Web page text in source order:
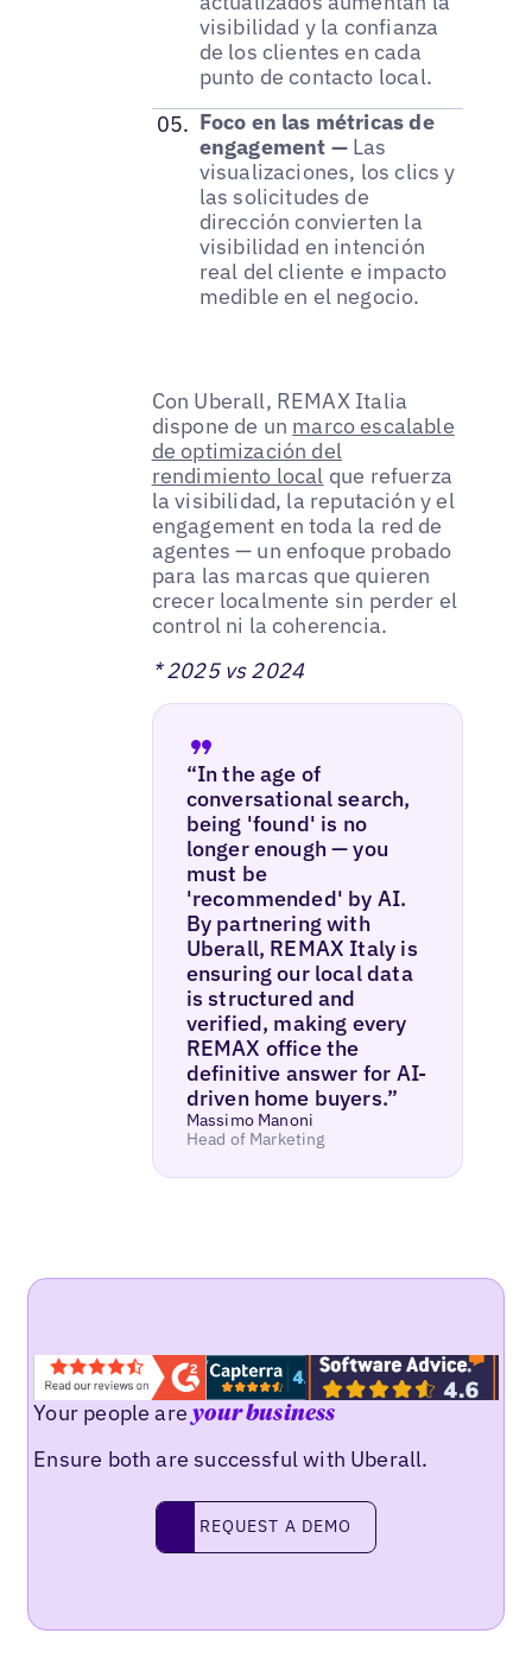
visibilidad y la confianza
de los clientes en cada
punto de contacto local.
Foco en las métricas de
engagement — Las
visualizaciones, los clics y
las solicitudes de
dirección convierten la
visibilidad en intención
real del cliente e impacto
medible en el negocio.
Con Uberall, REMAX Italia
dispone de un marco escalable
de optimización del
rendimiento local que refuerza
la visibilidad, la reputación y el
engagement en toda la red de
agentes — un enfoque probado
para las marcas que quieren
crecer localmente sin perder el
control ni la coherencia.
* 2025 vs 2024
“In the age of
conversational search,
being 'found' is no
longer enough — you
must be
'recommended' by AI.
By partnering with
Uberall, REMAX Italy is
ensuring our local data
is structured and
verified, making every
REMAX office the
definitive answer for AI-
driven home buyers.”
Massimo Manoni
Head of Marketing
Your people areyour business
Ensure both are successful with Uberall.
request a demo
REQUEST A DEMO